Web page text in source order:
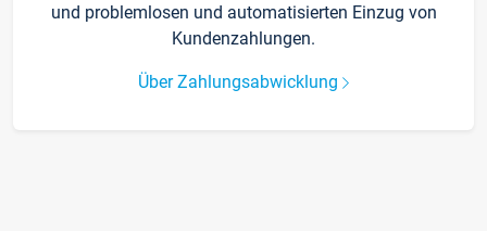
und problemlosen und automatisierten Einzug von
Kundenzahlungen.
Über Zahlungsabwicklung